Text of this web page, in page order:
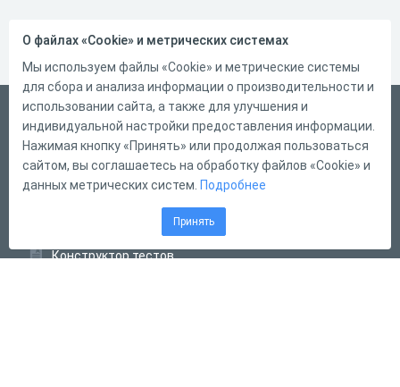
Русский
Справка
Форма обратной связи
Конструктор тестов
О файлах «Cookie» и метрических системах
Мы используем файлы «Cookie» и метрические системы
для сбора и анализа информации о производительности и
использовании сайта, а также для улучшения и
индивидуальной настройки предоставления информации.
Нажимая кнопку «Принять» или продолжая пользоваться
сайтом, вы соглашаетесь на обработку файлов «Cookie» и
данных метрических систем. Подробнее
Принять